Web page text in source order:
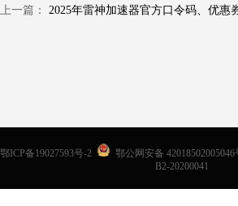
上一篇： 2025年雷神加速器官方口令码、优惠
鄂ICP备19027593号-2
鄂公网安备
B2-20200041